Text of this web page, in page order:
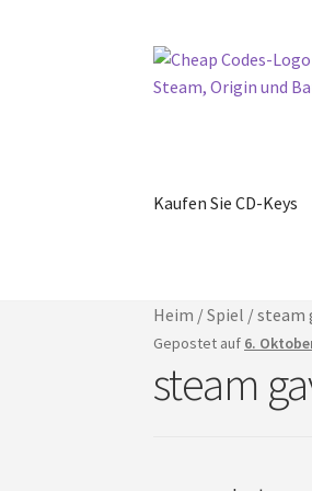
Zur
Navigation
Zum
Inhalt
Kaufen Sie CD-Keys
Heim /Spiel /steam
Gepostet auf 6.
steam